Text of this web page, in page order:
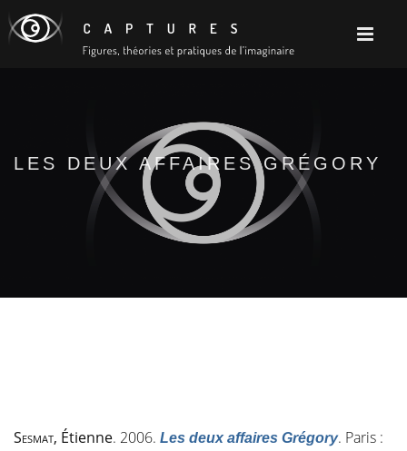
LES DEUX AFFAIRES GRÉGORY
Sesmat, Étienne. 2006. Les deux affaires Grégory. Paris :